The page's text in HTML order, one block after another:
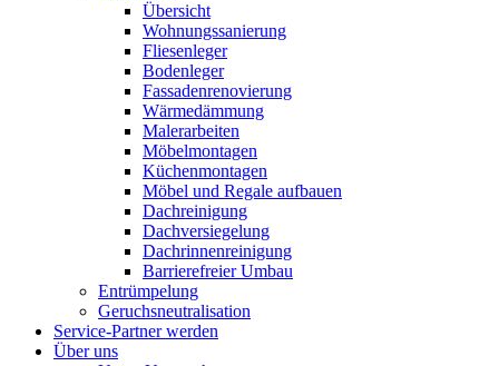
Übersicht
Wohnungssanierung
Fliesenleger
Bodenleger
Fassadenrenovierung
Wärmedämmung
Malerarbeiten
Möbelmontagen
Küchenmontagen
Möbel und Regale aufbauen
Dachreinigung
Dachversiegelung
Dachrinnenreinigung
Barrierefreier Umbau
Entrümpelung
Geruchsneutralisation
Service-Partner werden
Über uns